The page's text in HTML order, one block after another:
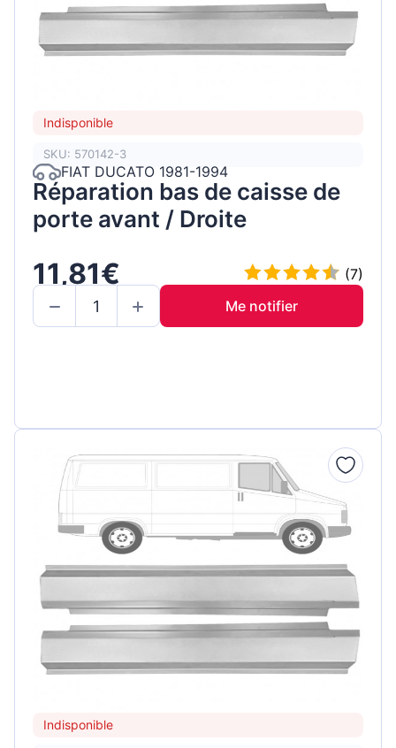
Indisponible
SKU: 570142-3
FIAT DUCATO 1981-1994
Réparation bas de caisse de
porte avant / Droite
11,81€
(7)
Me notifier
Indisponible